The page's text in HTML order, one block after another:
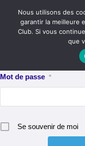
content
Identifiant ou e-mail *
Mot de passe *
Se souvenir de moi
Nous utilisons des
garantir la meilleure
Club. Si vous
que